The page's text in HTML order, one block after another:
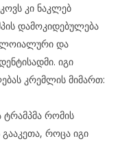
კი ნაკლებ
დამოკიდებულება
ლოიალური და
იგი
კრემლის მიმართ:
ტრამპმა რომის
როცა იგი